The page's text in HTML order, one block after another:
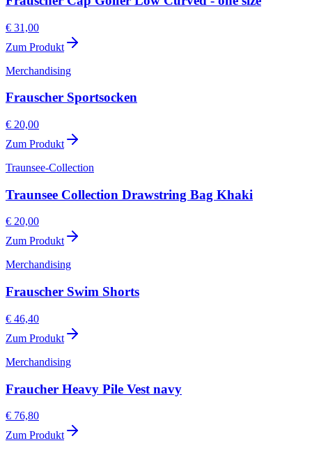
€ 31,00
Zum Produkt
Merchandising
Frauscher Sportsocken
€ 20,00
Zum Produkt
Traunsee-Collection
Traunsee Collection Drawstring Bag Khaki
€ 20,00
Zum Produkt
Merchandising
Frauscher Swim Shorts
€ 46,40
Zum Produkt
Merchandising
Fraucher Heavy Pile Vest navy
€ 76,80
Zum Produkt